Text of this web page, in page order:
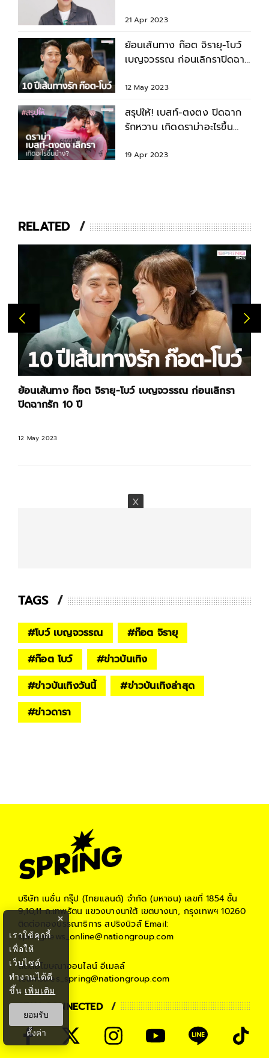
21 Apr 2023
ย้อนเส้นทาง ก๊อต จิรายุ-โบว์
เบญจวรรณ ก่อนเลิกราปิดฉาก
12 May 2023
สรุปให้! เบสท์-ตงตง ปิดฉาก
รักหวาน เกิดดราม่าอะไรขึ้น
19 Apr 2023
RELATED
ย้อนเส้นทาง ก๊อต จิรายุ-โบว์ เบญจวรรณ ก่อนเลิกรา
ปิดฉากรัก 10 ปี
12 May 2023
TAGS
#โบว์ เบญจวรรณ #ก๊อต จิรายุ
#ก๊อต โบว์ #ข่าวบันเทิง
#ข่าวบันเทิงวันนี้ #ข่าวบันเทิงล่าสุด
#ข่าวดารา
บริษัท เนชั่น กรุ๊ป (ไทยแลนด์) จำกัด (มหาชน) เลขที่ 1854 ชั้น
9,10,11 ถ.เทพรัตน แขวงบางนาใต้ เขตบางนา, กรุงเทพฯ 10260
ติดต่อกองบรรณาธิการ สปริงนิวส์Email:
springnews_online@nationgroup.com
ติดต่อโฆษณาออนไลน์ อีเมลล์
teamsales_spring@nationgroup.com
STAY CONNECTED
×
เราใช้คุกกี้
เพื่อให้
เว็บไซต์
ทำงานได้ดี
ขึ้น เพิ่มเติม
ยอมรับ
ตั้งค่า